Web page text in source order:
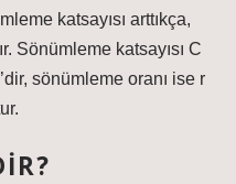
katsayısı arttıkça,
Sönümleme katsayısı C
sönümleme oranı ise r